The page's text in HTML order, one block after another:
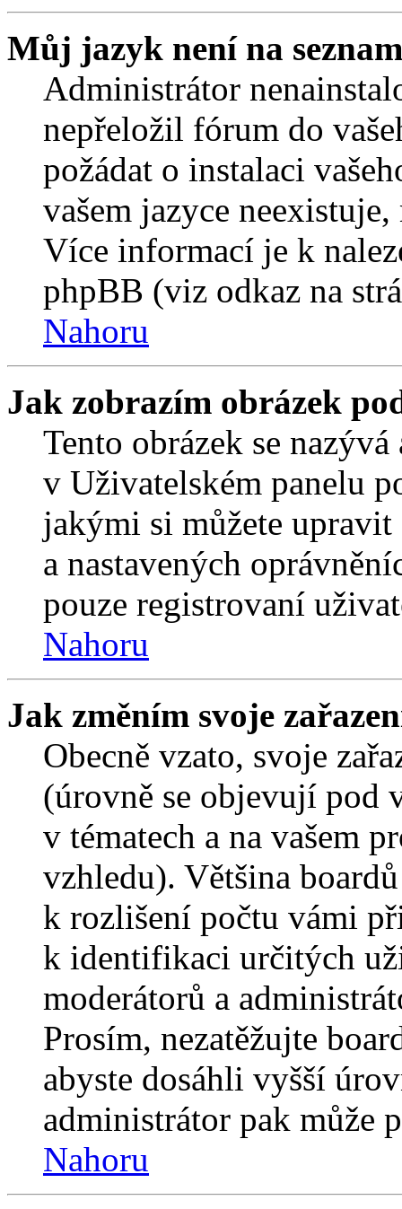
Můj jazyk není na
Administrátor
nepřeložil fórum do
požádat o instalaci
vašem jazyce
Více informací je k
phpBB (viz odkaz na
Nahoru
Jak zobrazím obrázek
Tento obrázek se
v Uživatelském panelu
jakými si můžete
a nastavených
pouze registrovaní
Nahoru
Jak změním svoje
Obecně vzato, svoje
(úrovně se objevují pod
v tématech a na vašem
vzhledu). Většina
k rozlišení počtu vámi
k identifikaci určitých
moderátorů a
Prosím, nezatěžujte
abyste dosáhli vyšší
administrátor pak může
Nahoru